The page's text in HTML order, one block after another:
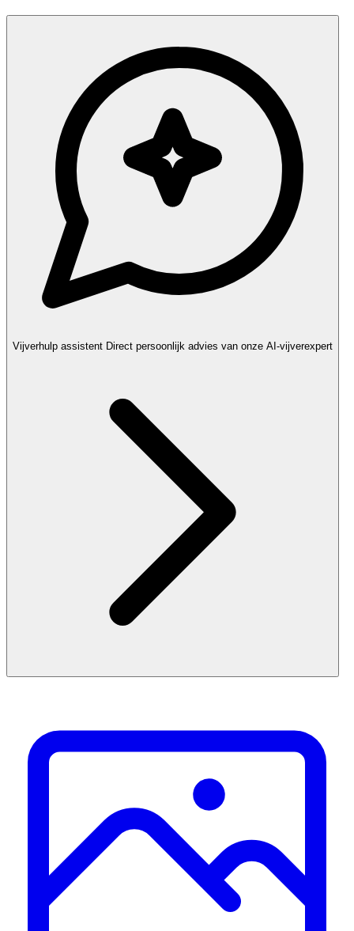
Vijverhulp assistent Direct persoonlijk advies van onze AI-vijverexpert